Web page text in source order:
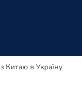
Китаю в Україну